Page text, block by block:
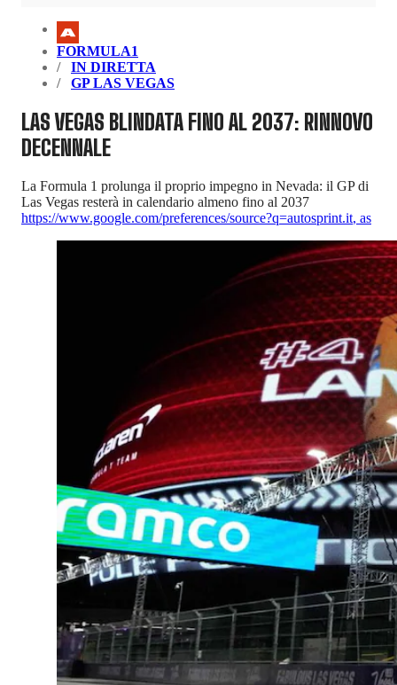
FORMULA1
IN DIRETTA
GP LAS VEGAS
LAS VEGAS BLINDATA FINO AL 2037: RINNOVO
DECENNALE
La Formula 1 prolunga il proprio impegno in Nevada: il GP di
Las Vegas resterà in calendario almeno fino al 2037
https://www.google.com/preferences/source?q=autosprint.it, as